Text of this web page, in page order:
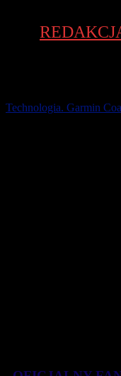
Technologia. Garmin